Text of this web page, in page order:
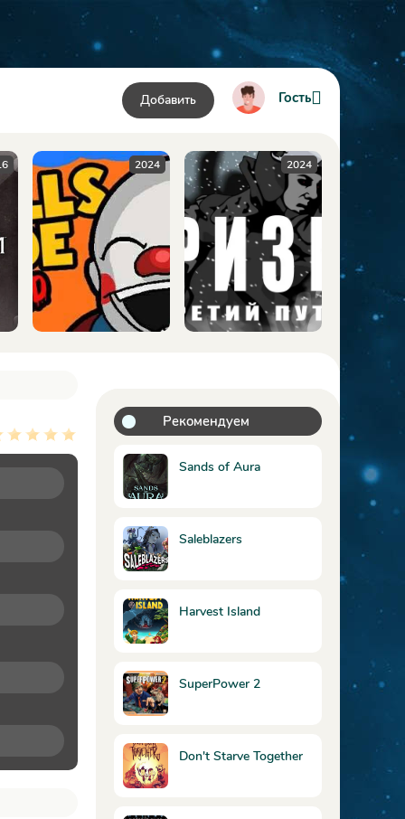
Добавить Гость
2024 2009
Рекомендуем
Sands of Aura
Saleblazers
Harvest Island
SuperPower 2
Don't Starve Together